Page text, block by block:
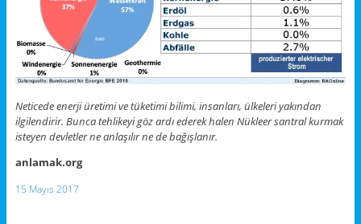
Neticede enerji üretimi ve tüketimi bilimi, insanları, ülkeleri yakından
ilgilendirir. Bunca tehlikeyi göz ardı ederek halen Nükleer santral kurmak
isteyen devletler ne anlaşılır ne de bağışlanır.
anlamak.org
15 Mayıs 2017